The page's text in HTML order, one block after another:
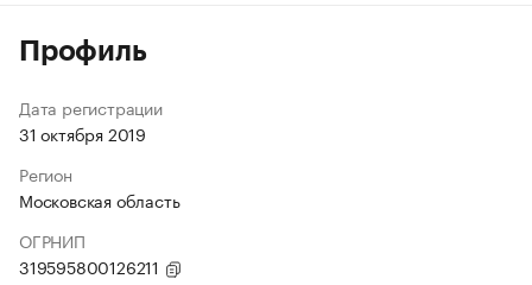
Профиль
Дата регистрации
31 октября 2019
Регион
Московская область
ОГРНИП
319595800126211